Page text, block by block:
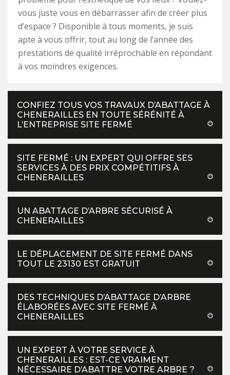
vous juste vous en débarrasser afin de créer plus
d’espace ? Disponible à tous moments, je suis
apte à vous offrir, tout au long de l’année des
prestations de qualité irréprochable en répondant
à vos moindres exigences.
CONFIEZ TOUS VOS TRAVAUX D’ABATTAGE À
CHENERAILLES EN TOUTE SÉRÉNITÉ À
L’ENTREPRISE SITE FERMÉ
SITE FERMÉ : UN EXPERT QUI OFFRE SES
SERVICES À DES PRIX COMPÉTITIFS À
CHENERAILLES
UN ABATTAGE D’ARBRE SÉCURISÉ À
CHENERAILLES
LE DÉPLACEMENT DE SITE FERMÉ DANS
TOUT LE 23130 EST GRATUIT
DES TECHNIQUES D’ABATTAGE D’ARBRE
ÉLABORÉES AVEC SITE FERMÉ À
CHENERAILLES
UN EXPERT À VOTRE SERVICE À
CHENERAILLES : EST-CE VRAIMENT
NÉCESSAIRE D’ABATTRE VOTRE ARBRE ?